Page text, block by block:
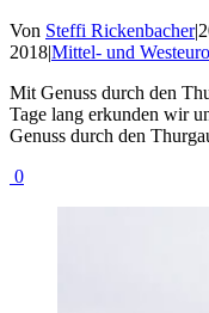
Von Steffi Rickenbacher|
2018|Mittel- und
Mit Genuss durch den
Tage lang erkunden wir
Genuss durch den
0